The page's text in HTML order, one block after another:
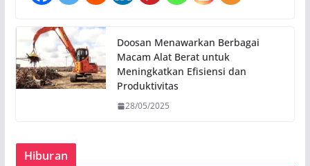
Doosan Menawarkan Berbagai
Macam Alat Berat untuk
Meningkatkan Efisiensi dan
Produktivitas
28/05/2025
Hiburan